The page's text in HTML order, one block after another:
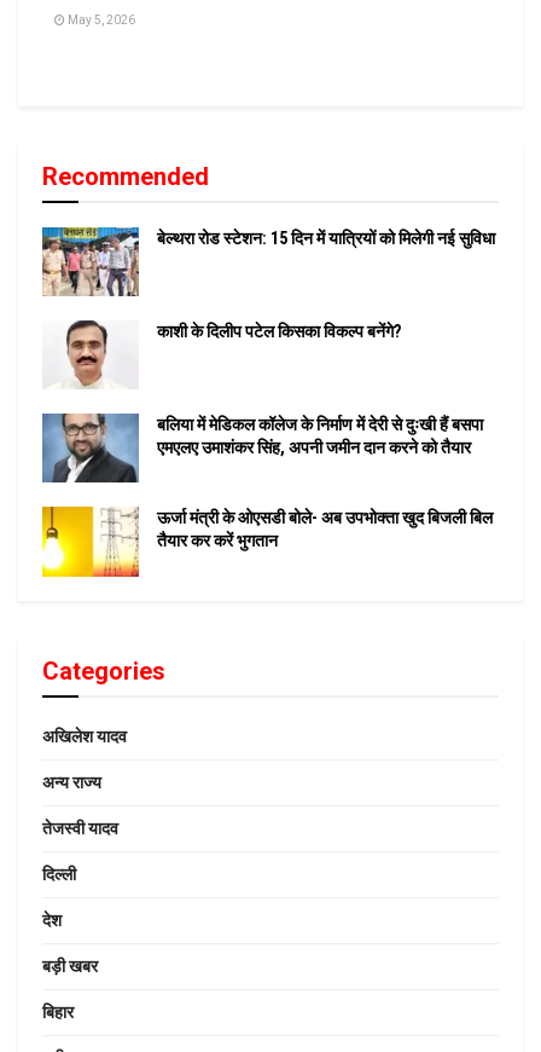
May 5, 2026
Recommended
बेल्थरा रोड स्टेशन: 15 दिन में यात्रियों को मिलेगी नई सुविधा
काशी के दिलीप पटेल किसका विकल्प बनेंगे?
बलिया में मेडिकल कॉलेज के निर्माण में देरी से दुःखी हैं बसपा
एमएलए उमाशंकर सिंह, अपनी जमीन दान करने को तैयार
ऊर्जा मंत्री के ओएसडी बोले- अब उपभोक्ता खुद बिजली बिल
तैयार कर करें भुगतान
Categories
अखिलेश यादव
अन्य राज्य
तेजस्वी यादव
दिल्ली
देश
बड़ी खबर
बिहार